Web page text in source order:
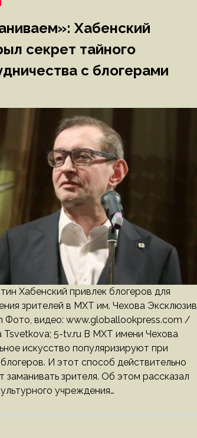
Хабенский
секрет тайного
с блогерами
Хабенский привлек блогеров для
зрителей в МХТ им. Чехова Эксклюзив
Фото, видео: www.globallookpress.com /
Tsvetkova; 5-tv.ru В МХТ имени Чехова
искусство популяризируют при
И этот способ действительно
заманивать зрителя. Об этом рассказал
учреждения…